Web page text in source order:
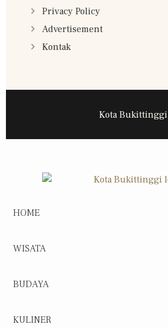
Privacy Policy
Advertisement
Kontak
Kota Bukittinggi
HOME
WISATA
BUDAYA
KULINER